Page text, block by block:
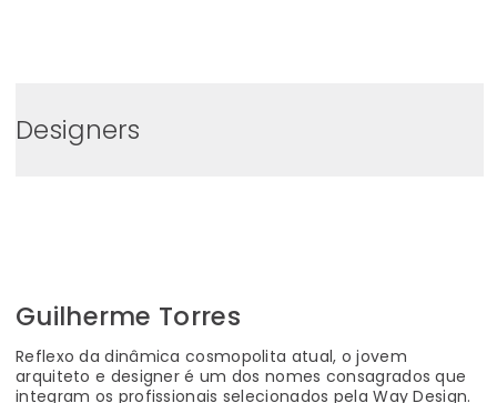
Designers
Guilherme Torres
Reflexo da dinâmica cosmopolita atual, o jovem
arquiteto e designer é um dos nomes consagrados que
integram os profissionais selecionados pela Way Design.